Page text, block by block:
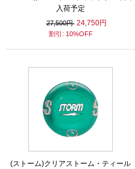
入荷予定
27,500円 24,750円
割引: 10%OFF
(ストーム)クリアストーム・ティール